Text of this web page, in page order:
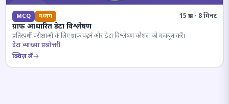
MCQ मध्यम 15 प्रश्न · 8 मिनट
ग्राफ आधारित डेटा विश्लेषण
प्रतिस्पर्धी परीक्षाओं के लिए ग्राफ पढ़ने और डेटा विश्लेषण कौशल को मजबूत करें।
डेटा व्याख्या प्रश्नोत्तरी
क्विज़ लें